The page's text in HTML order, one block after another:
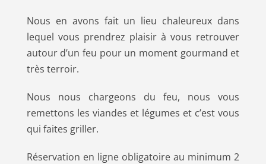
Nous en avons fait un lieu chaleureux dans
lequel vous prendrez plaisir à vous retrouver
autour d’un feu pour un moment gourmand et
très terroir.
Nous nous chargeons du feu, nous vous
remettons les viandes et légumes et c’est vous
qui faites griller.
Réservation en ligne obligatoire au minimum 2